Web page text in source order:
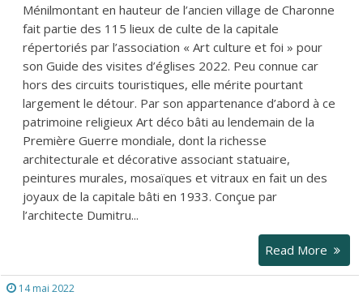
Ménilmontant en hauteur de l’ancien village de Charonne
fait partie des 115 lieux de culte de la capitale
répertoriés par l’association « Art culture et foi » pour
son Guide des visites d’églises 2022. Peu connue car
hors des circuits touristiques, elle mérite pourtant
largement le détour. Par son appartenance d’abord à ce
patrimoine religieux Art déco bâti au lendemain de la
Première Guerre mondiale, dont la richesse
architecturale et décorative associant statuaire,
peintures murales, mosaïques et vitraux en fait un des
joyaux de la capitale bâti en 1933. Conçue par
l’architecte Dumitru...
Read More
14 mai 2022